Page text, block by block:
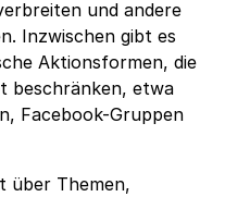
und andere
Inzwischen gibt es
Aktionsformen, die
beschränken, etwa
Facebook-Gruppen
über Themen,